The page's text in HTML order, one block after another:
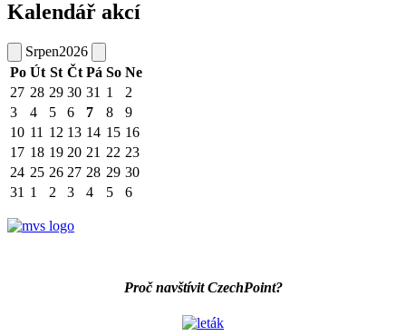
Kalendář akcí
Srpen2026
Po Út St Čt Pá So Ne
27 28 29 30 31 1
2
3
4 5 6 7 8
9
10 11 12 13 14 15 16
17 18 19 20 21 22 23
24 25 26 27 28 29 30
31 1 2 3 4 5 6
Proč navštívit CzechPoint?